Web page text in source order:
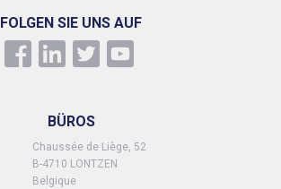
FOLGEN SIE UNS AUF
BÜROS
Chaussée de Liège, 52
B-4710 LONTZEN
Belgique